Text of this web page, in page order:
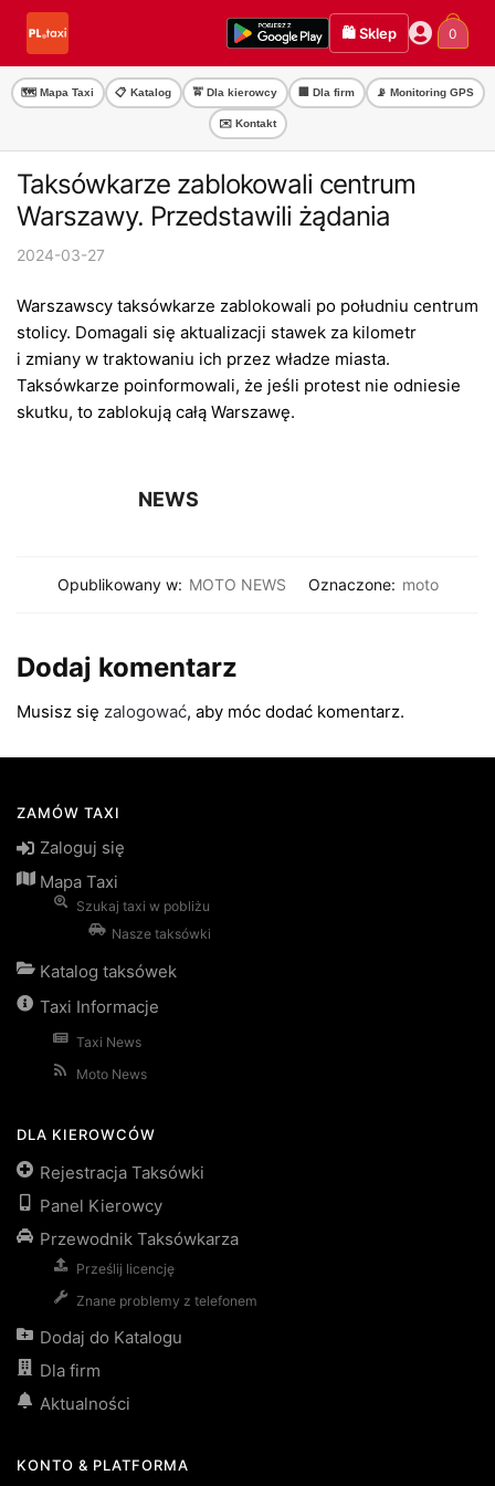
Przejdź
nawigacji
Przejdź
treści
🛍️ Sklep 0
🗺️ Mapa Taxi 📋 Katalog 🚖 Dla kierowcy 🏢 Dla firm 📡 Monitoring GPS
✉️ Kontakt
Taksówkarze zablokowali centrum
Warszawy. Przedstawili żądania
2024-03-27
Warszawscy taksówkarze zablokowali po południu centrum
stolicy. Domagali się aktualizacji stawek za kilometr
i zmiany w traktowaniu ich przez władze miasta.
Taksówkarze poinformowali, że jeśli protest nie odniesie
skutku, to zablokują całą Warszawę.
NEWS
Opublikowany w: MOTO NEWS Oznaczone: moto
Dodaj komentarz
Musisz się zalogować, aby móc dodać komentarz.
ZAMÓW TAXI
Zaloguj się
Mapa Taxi
Szukaj taxi w pobliżu
Nasze taksówki
Katalog taksówek
Taxi Informacje
Taxi News
Moto News
DLA KIEROWCÓW
Rejestracja Taksówki
Panel Kierowcy
Przewodnik Taksówkarza
Prześlij licencję
Znane problemy z telefonem
Dodaj do Katalogu
Dla firm
Aktualności
KONTO & PLATFORMA